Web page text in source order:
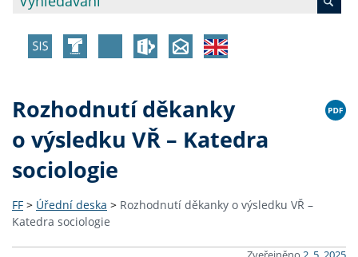
Rozhodnutí děkanky
o výsledku VŘ – Katedra
sociologie
FF > Úřední deska > Rozhodnutí děkanky o výsledku VŘ –
Katedra sociologie